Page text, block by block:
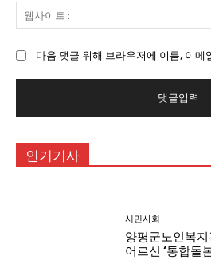
다음 댓글 위해 브라우저에 이름, 이메
인기기사
시민사회
양평군노인복
어르신 ‘통합돌